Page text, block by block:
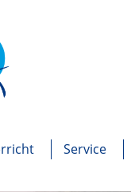
Service